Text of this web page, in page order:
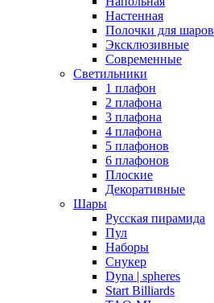
Настенная
Полочки для шаров
Эксклюзивные
Современные
Светильники
1 плафон
2 плафона
3 плафона
4 плафона
5 плафонов
6 плафонов
Плоские
Декоративные
Шары
Русская пирамида
Пул
Наборы
Снукер
Dyna | spheres
Start Billiards